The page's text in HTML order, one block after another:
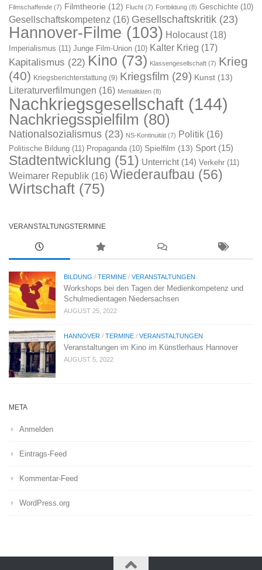
Filmschaffende (7) Filmtheorie (12) Flucht (7) Fortbildung (8) Geschichte (10)
Gesellschaftskompetenz (16) Gesellschaftskritik (23)
Hannover-Filme (103) Holocaust(18)
Imperialismus (11) Junge Film-Union (10) Kalter Krieg (17)
Kapitalismus (22) Kino (73) Klassengesellschaft (7) Krieg
(40) Kriegsberichterstattung (9) Kriegsfilm (29) Kunst (13)
Literaturverfilmungen (16) Mentalitäten (8)
Nachkriegsgesellschaft (144)
Nachkriegsspielfilm (80)
Nationalsozialismus (23) NS-Kontinuität (7) Politik (16)
Politische Bildung (11) Propaganda (10) Spielfilm (13) Sport (15)
Stadtentwicklung (51) Unterricht (14) Verkehr (11)
Weimarer Republik (16) Wiederaufbau (56)
Wirtschaft (75)
VERANSTALTUNGSTERMINE
BILDUNG / TERMINE / VERANSTALTUNGEN
Workshops bei den Tagen der Medienkompetenz und
Schulmedientagen Niedersachsen
AUGUST 25, 2022
HANNOVER / TERMINE / VERANSTALTUNGEN
Veranstaltungen im Kino im Künstlerhaus Hannover
AUGUST 5, 2022
META
Anmelden
Eintrags-Feed
Kommentar-Feed
WordPress.org